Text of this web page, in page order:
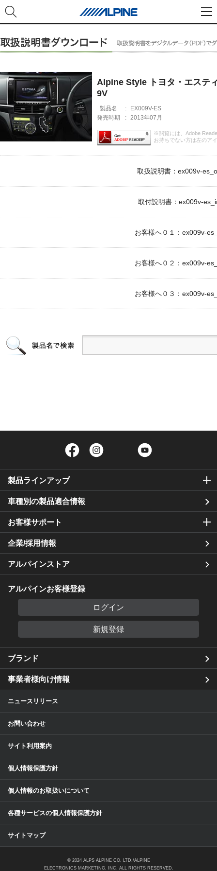
Alpine Style トヨタ・エステ
9V
製品名 :
EX009V-ES
発売時期
: 2013年07月
※閲覧には、Adobe
お持ちでない方は左のア
取扱説明書：ex009v-
取付説明書：ex009v-
お客様へ０１：ex009v-
お客様へ０２：ex009v-
お客様へ０３：ex009v-
Facebook Twitter
製品ラインアップ
車種別の製品適合情報
お客様サポート
企業/採用情報
アルパインストア
アルパインお客様登録
ログイン
新規登録
ブランド
事業者様向け情報
ニュースリリース
お問い合わせ
サイト利用案内
個人情報保護方針
個人情報のお取扱いについて
各種サービスの個人情報保護方針
サイトマップ
© 2024 ALPS ALPINE CO, LTD./ALPINE
ELECTRONICS MARKETING, INC. ALL RIGHTS RESERVED.